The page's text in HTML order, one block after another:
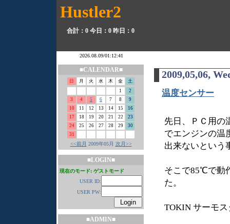
Hustler2
合計：0 今日：0 昨日：0
■CALENDAR■
日 月 火 水 木 金
土
1
2
3
4 5 6 7 8
9
10
11 12 13 14 15
16
17
18 19 20 21 22
23
24
25 26 27 28 29
30
31
<<前月 2009年05月 次月>>
■LOGIN■
現在のモード: ゲストモード
USER ID:
USER PW:
■ADMIN■
2009,05,06,
温度センサー
先日、ＰＣ用の
でエンジンの温
出来ないという
そこで85℃で動
た。
TOKIN サーモ